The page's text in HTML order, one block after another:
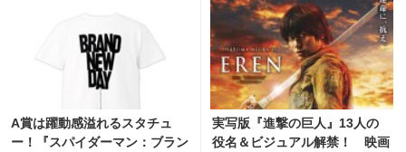
A賞は躍動感溢れるスタチュ
ー！『スパイダーマン：ブラン
実写版『進撃の巨人』13人の
役名＆ビジュアル解禁！ 映画